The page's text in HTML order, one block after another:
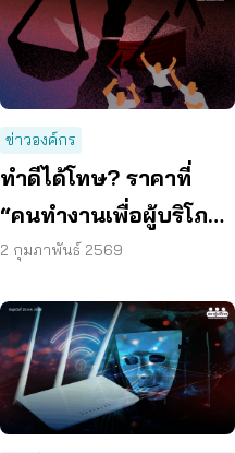
ข่าวองค์กร
ทำดีได้โทษ? ราคาที่
“คนทำงานเพื่อผู้บริโภค”
ต้องจ่าย
2 กุมภาพันธ์ 2569